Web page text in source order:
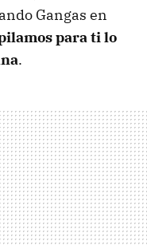
Gangas en
para ti lo
.